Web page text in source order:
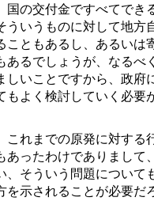
国の交付金ですべてでき
ういうものに対して地方
こともあるし、あるいは
あるでしょうが、なるべ
しいことですから、政府
もよく検討していく必要
れまでの原発に対する
あったわけでありまして
、そういう問題について
を示されることが必要だ